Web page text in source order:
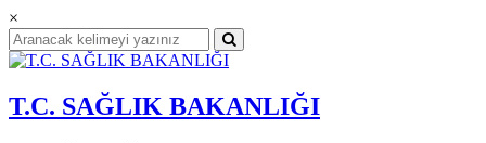
×
T.C. SAĞLIK BAKANLIĞI